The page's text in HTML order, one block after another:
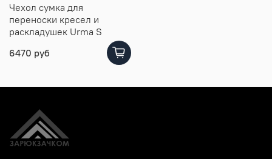
Чехол сумка для
переноски кресел и
раскладушек Urma S
6470 руб